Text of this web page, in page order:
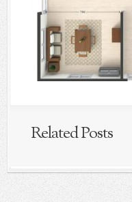
Related Posts